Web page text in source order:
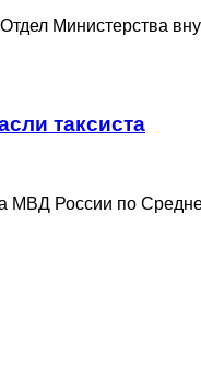
Отдел Министерства
таксиста
МВД России по